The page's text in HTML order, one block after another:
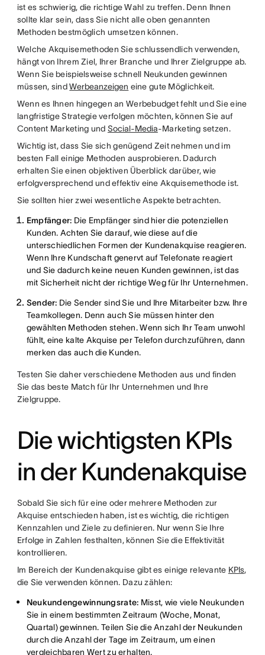
ist es schwierig, die richtige Wahl zu treffen. Denn Ihnen
sollte klar sein, dass Sie nicht alle oben genannten
Methoden bestmöglich umsetzen können.
Welche Akquisemethoden Sie schlussendlich verwenden,
hängt von Ihrem Ziel, Ihrer Branche und Ihrer Zielgruppe ab.
Wenn Sie beispielsweise schnell Neukunden gewinnen
müssen, sindWerbeanzeigen eine gute Möglichkeit.
Wenn es Ihnen hingegen an Werbebudget fehlt und Sie eine
langfristige Strategie verfolgen möchten, können Sie auf
Content Marketing und Social-Media-Marketing setzen.
Wichtig ist, dass Sie sich genügend Zeit nehmen und im
besten Fall einige Methoden ausprobieren. Dadurch
erhalten Sie einen objektiven Überblick darüber, wie
erfolgversprechend und effektiv eine Akquisemethode ist.
Sie sollten hier zwei wesentliche Aspekte betrachten.
Empfänger: Die Empfänger sind hier die potenziellen
Kunden. Achten Sie darauf, wie diese auf die
unterschiedlichen Formen der Kundenakquise reagieren.
Wenn Ihre Kundschaft genervt auf Telefonate reagiert
und Sie dadurch keine neuen Kunden gewinnen, ist das
mit Sicherheit nicht der richtige Weg für Ihr Unternehmen.
Sender: Die Sender sind Sie und Ihre Mitarbeiter bzw. Ihre
Teamkollegen. Denn auch Sie müssen hinter den
gewählten Methoden stehen. Wenn sich Ihr Team unwohl
fühlt, eine kalte Akquise per Telefon durchzuführen, dann
merken das auch die Kunden.
Testen Sie daher verschiedene Methoden aus und finden
Sie das beste Match für Ihr Unternehmen und Ihre
Zielgruppe.
Die wichtigsten KPIs
in der Kundenakquise
Sobald Sie sich für eine oder mehrere Methoden zur
Akquise entschieden haben, ist es wichtig, die richtigen
Kennzahlen und Ziele zu definieren. Nur wenn Sie Ihre
Erfolge in Zahlen festhalten, können Sie die Effektivität
kontrollieren.
Im Bereich der Kundenakquise gibt es einige relevante KPIs,
die Sie verwenden können. Dazu zählen:
Neukundengewinnungsrate: Misst, wie viele Neukunden
Sie in einem bestimmten Zeitraum (Woche, Monat,
Quartal) gewinnen. Teilen Sie die Anzahl der Neukunden
durch die Anzahl der Tage im Zeitraum, um einen
vergleichbaren Wert zu erhalten.